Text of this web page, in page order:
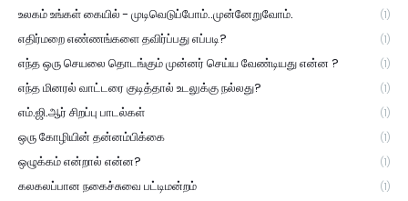
உலகம் உங்கள் கையில் - முடிவெடுப்போம்..முன்னேறுவோம். (1)
எதிர்மறை எண்ணங்களை தவிர்ப்பது எப்படி? (1)
எந்த ஒரு செயலை தொடங்கும் முன்னர் செய்ய வேண்டியது என்ன ? (1)
எந்த மினரல் வாட்டரை குடித்தால் உடலுக்கு நல்லது? (1)
எம்.ஜி.ஆர் சிறப்பு பாடல்கள் (1)
ஒரு கோழியின் தன்னம்பிக்கை (1)
ஒழுக்கம் என்றால் என்ன? (1)
கலகலப்பான நகைச்சுவை பட்டிமன்றம் (1)